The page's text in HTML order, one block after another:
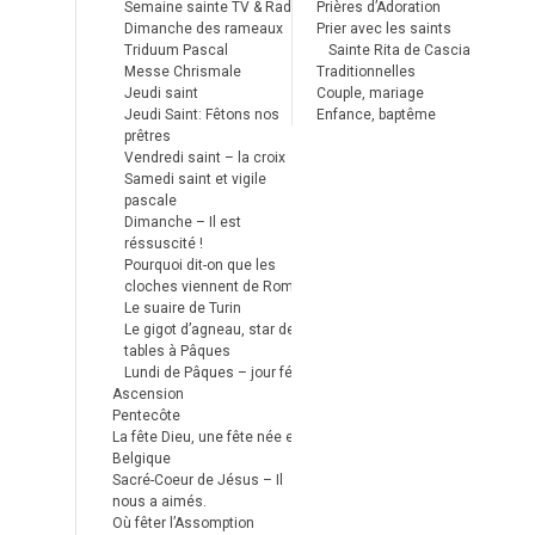
Semaine sainte TV & Radio
Dimanche des rameaux
Triduum Pascal
Messe Chrismale
Jeudi saint
Jeudi Saint: Fêtons nos
prêtres
Vendredi saint – la croix
Samedi saint et vigile
pascale
Dimanche – Il est
réssuscité !
Pourquoi dit-on que les
cloches viennent de Rome ?
Le suaire de Turin
Le gigot d’agneau, star des
tables à Pâques
Lundi de Pâques – jour férié
Ascension
Pentecôte
La fête Dieu, une fête née en
Belgique
Sacré-Coeur de Jésus – Il
nous a aimés.
Où fêter l’Assomption
Prières d’Adoration
Prier avec les saints
Sainte Rita de Cascia
Traditionnelles
Couple, mariage
Enfance, baptême